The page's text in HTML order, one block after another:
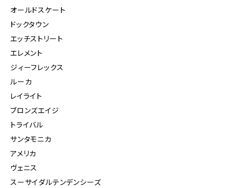
オールドスケート
ドックタウン
エッチストリート
エレメント
ジィーフレックス
ルーカ
レイライト
ブロンズエイジ
トライバル
サンタモニカ
アメリカ
ヴェニス
スーサイダルテンデンシーズ